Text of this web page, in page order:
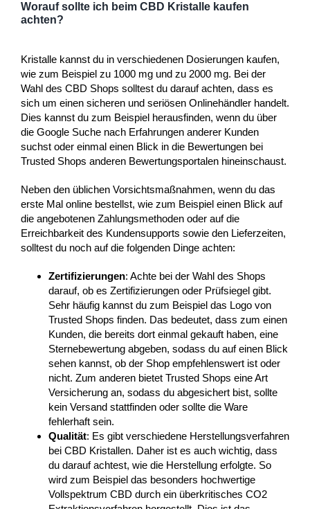
Worauf sollte ich beim CBD Kristalle kaufen
achten?
Kristalle kannst du in verschiedenen Dosierungen kaufen,
wie zum Beispiel zu 1000 mg und zu 2000 mg. Bei der
Wahl des CBD Shops solltest du darauf achten, dass es
sich um einen sicheren und seriösen Onlinehändler handelt.
Dies kannst du zum Beispiel herausfinden, wenn du über
die Google Suche nach Erfahrungen anderer Kunden
suchst oder einmal einen Blick in die Bewertungen bei
Trusted Shops anderen Bewertungsportalen hineinschaust.
Neben den üblichen Vorsichtsmaßnahmen, wenn du das
erste Mal online bestellst, wie zum Beispiel einen Blick auf
die angebotenen Zahlungsmethoden oder auf die
Erreichbarkeit des Kundensupports sowie den Lieferzeiten,
solltest du noch auf die folgenden Dinge achten:
Zertifizierungen: Achte bei der Wahl des Shops
darauf, ob es Zertifizierungen oder Prüfsiegel gibt.
Sehr häufig kannst du zum Beispiel das Logo von
Trusted Shops finden. Das bedeutet, dass zum einen
Kunden, die bereits dort einmal gekauft haben, eine
Sternebewertung abgeben, sodass du auf einen Blick
sehen kannst, ob der Shop empfehlenswert ist oder
nicht. Zum anderen bietet Trusted Shops eine Art
Versicherung an, sodass du abgesichert bist, sollte
kein Versand stattfinden oder sollte die Ware
fehlerhaft sein.
Qualität: Es gibt verschiedene Herstellungsverfahren
bei CBD Kristallen. Daher ist es auch wichtig, dass
du darauf achtest, wie die Herstellung erfolgte. So
wird zum Beispiel das besonders hochwertige
Vollspektrum CBD durch ein überkritisches CO2